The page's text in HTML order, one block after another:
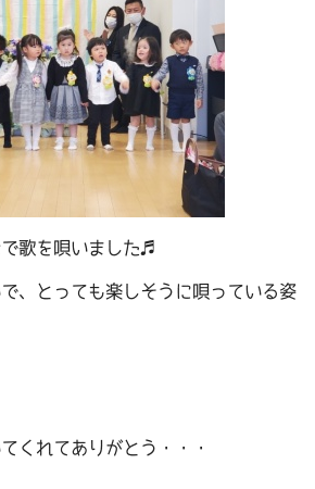
歌を唄いました♬
、とっても楽しそうに唄っている姿
くれてありがとう・・・